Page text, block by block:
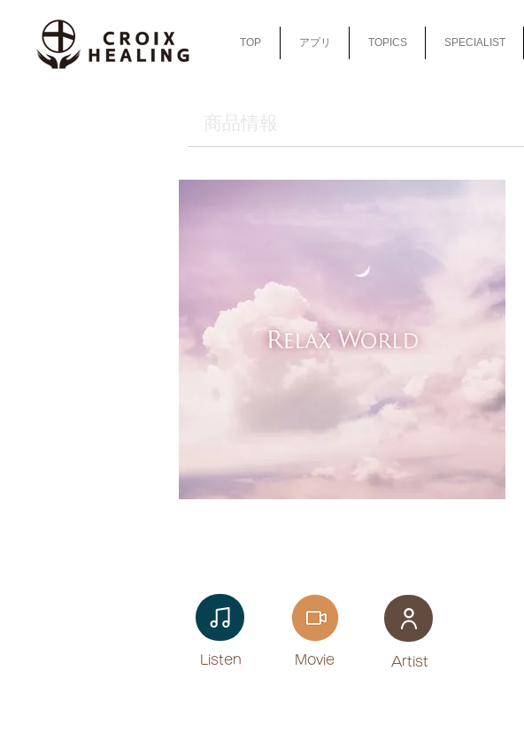
TOP アプリ TOPICS SPECIALIST
​商品情報
Listen​ Movie ​Artist